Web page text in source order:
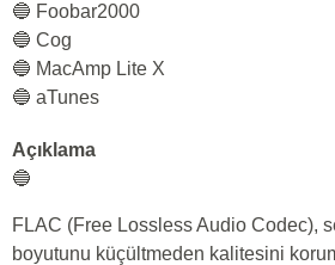
🔵 Foobar2000
🔵 Cog
🔵 MacAmp Lite X
🔵 aTunes
Açıklama
🔵
FLAC (Free Lossless Audio Codec),
boyutunu küçültmeden kalitesini